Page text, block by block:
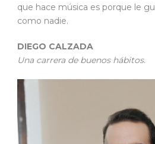
que hace música es porque le
como nadie.
DIEGO CALZADA
Una carrera de buenos hábitos.